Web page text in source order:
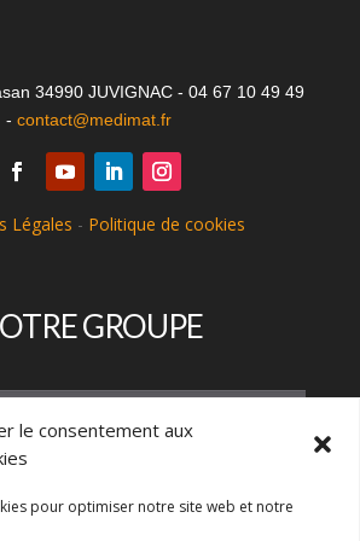
le consentement aux
pour optimiser notre site web et notre
34990 JUVIGNAC - 04 67 10 49 49
-contact@medimat.fr
Légales - Politique de cookies
GROUPE